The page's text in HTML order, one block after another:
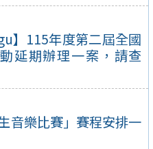
】115年度第二屆全國
延期辦理一案，請查
音樂比賽」賽程安排一